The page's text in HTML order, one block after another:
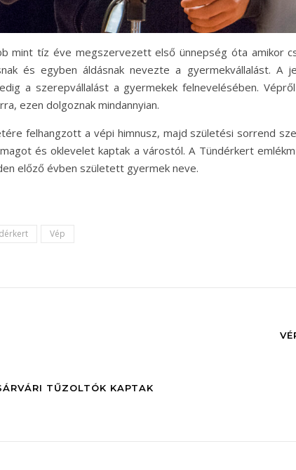
mint tíz éve megszervezett első ünnepség óta amikor
és egyben áldásnak nevezte a gyermekvállalást. A
a szerepvállalást a gyermekek felnevelésében.
ezen dolgoznak mindannyian.
felhangzott a vépi himnusz, majd születési sorrend
és oklevelet kaptak a várostól. A Tündérkert
előző évben született gyermek neve.
Vép
TŰZOLTÓK KAPTAK